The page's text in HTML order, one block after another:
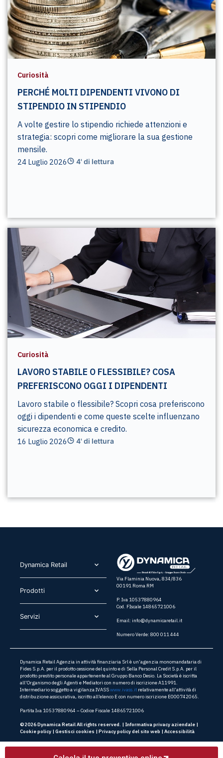
Curiosità
PERCHÉ MOLTI DIPENDENTI VIVONO DI
STIPENDIO IN STIPENDIO
A volte gestire lo stipendio richiede attenzioni e
strategia: scopri come migliorare la sua gestione
mensile.
24 Luglio 2026 4' di lettura
Curiosità
LAVORO STABILE O FLESSIBILE? COSA
PREFERISCONO OGGI I DIPENDENTI
Lavoro stabile o flessibile? Scopri cosa preferiscono
oggi i dipendenti e come queste scelte influenzano
sicurezza economica e credito.
16 Luglio 2026 4' di lettura
Dynamica Retail​
Prodotti​
Servizi​
Via Flaminia Nuova, 834/836
00191 Roma RM
P. Iva 10537880964
Cod. FIscale 14865721006
Email: info@dynamicaretail.it
Numero Verde: 800 011 444
Dynamica Retail Agenzia in attività finanziaria Srl è un’agenzia monomandataria di
Fides S.p.A. per il prodotto cessione del quinto e di Sella Personal Credit S.p.A. per il
prodotto prestito personale appartenente al Gruppo Banco Desio. La Società è iscritta
all’Organismo degli Agenti e Mediatori con numero di iscrizione A11991.
Intermediario soggetto a vigilanza IVASSwww.ivass.it relativamente all’attività di
distribuzione assicurativa, iscritto all’elenco E con numero iscrizione E000742065.
Partita Iva 10537880964 – Codice Fiscale 14865721006
©2026 Dynamica Retail All rights reserved. | Informativa privacy aziendale |
Cookie policy | Gestisci cookies | Privacy policy del sito web | Accessibilità